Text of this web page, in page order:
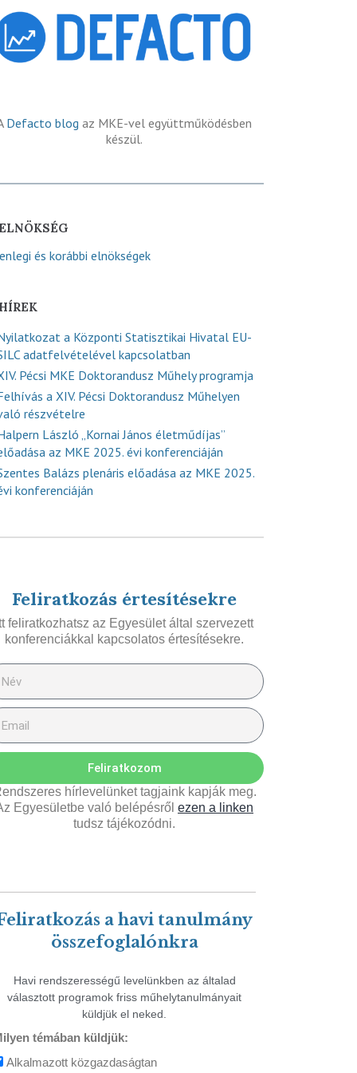
Defacto blog az MKE-vel együttműködésben
készül.
és korábbi elnökségek
a Központi Statisztikai Hivatal EU-
adatfelvételével kapcsolatban
Pécsi MKE Doktorandusz Műhely programja
a XIV. Pécsi Doktorandusz Műhelyen
részvételre
László „Kornai János életműdíjas”
az MKE 2025. évi konferenciáján
Balázs plenáris előadása az MKE 2025.
konferenciáján
Feliratkozás értesítésekre
feliratkozhatsz az Egyesület által szervezett
konferenciákkal kapcsolatos értesítésekre.
Feliratkozom
hírlevelünket tagjaink kapják meg.
Egyesületbe való belépésről ezen a linken
tudsz tájékozódni.
a havi tanulmány
összefoglalónkra
Havi rendszerességű levelünkben az általad
választott programok friss műhelytanulmányait
küldjük el neked.
témában küldjük:
Alkalmazott közgazdaságtan